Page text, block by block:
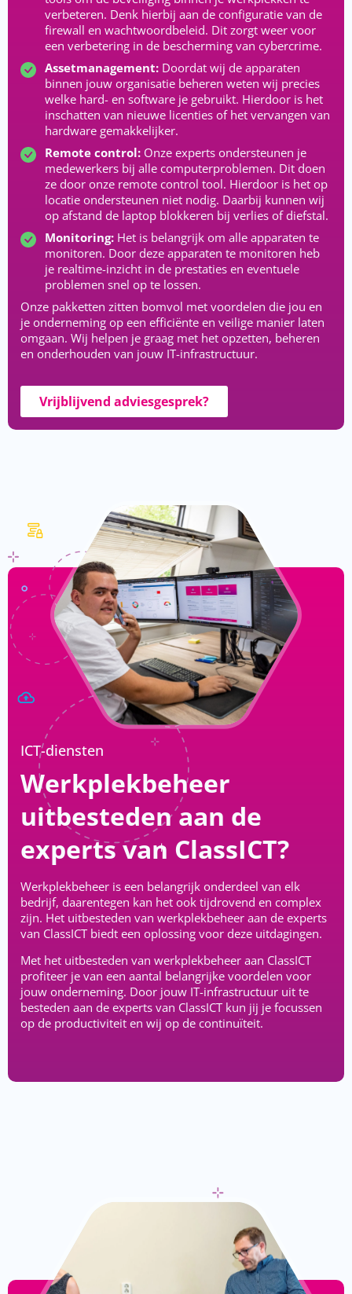
verbeteren. Denk hierbij aan de configuratie van de
firewall en wachtwoordbeleid. Dit zorgt weer voor
een verbetering in de bescherming van cybercrime.
Assetmanagement: Doordat wij de apparaten
binnen jouw organisatie beheren weten wij precies
welke hard- en software je gebruikt. Hierdoor is het
inschatten van nieuwe licenties of het vervangen van
hardware gemakkelijker.
Remote control: Onze experts ondersteunen je
medewerkers bij alle computerproblemen. Dit doen
ze door onze remote control tool. Hierdoor is het op
locatie ondersteunen niet nodig. Daarbij kunnen wij
op afstand de laptop blokkeren bij verlies of diefstal.
Monitoring: Het is belangrijk om alle apparaten te
monitoren. Door deze apparaten te monitoren heb
je realtime-inzicht in de prestaties en eventuele
problemen snel op te lossen.
Onze pakketten zitten bomvol met voordelen die jou en
je onderneming op een efficiënte en veilige manier laten
omgaan. Wij helpen je graag met het opzetten, beheren
en onderhouden van jouw IT-infrastructuur.
Vrijblijvend adviesgesprek?
ICT-diensten
Werkplekbeheer
uitbesteden aan de
experts van ClassICT?
Werkplekbeheer is een belangrijk onderdeel van elk
bedrijf, daarentegen kan het ook tijdrovend en complex
zijn. Het uitbesteden van werkplekbeheer aan de experts
van ClassICT biedt een oplossing voor deze uitdagingen.
Met het uitbesteden van werkplekbeheer aan ClassICT
profiteer je van een aantal belangrijke voordelen voor
jouw onderneming. Door jouw IT-infrastructuur uit te
besteden aan de experts van ClassICT kun jij je focussen
op de productiviteit en wij op de continuïteit.